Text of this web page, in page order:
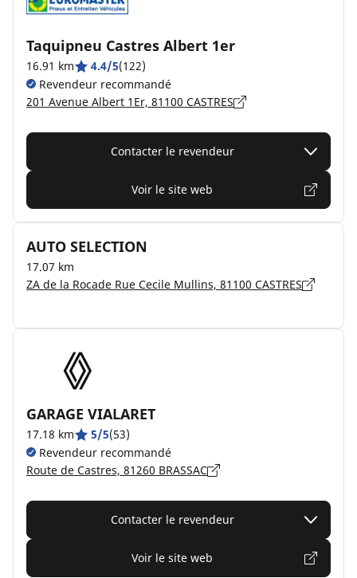
Taquipneu Castres Albert 1er
16.91 km 4.4/5(122)
Revendeur recommandé
201 Avenue Albert 1Er, 81100 CASTRES
Contacter le revendeur
Voir le site web
AUTO SELECTION
17.07 km
ZA de la Rocade Rue Cecile Mullins, 81100 CASTRES
GARAGE VIALARET
17.18 km 5/5(53)
Revendeur recommandé
Route de Castres, 81260 BRASSAC
Contacter le revendeur
Voir le site web